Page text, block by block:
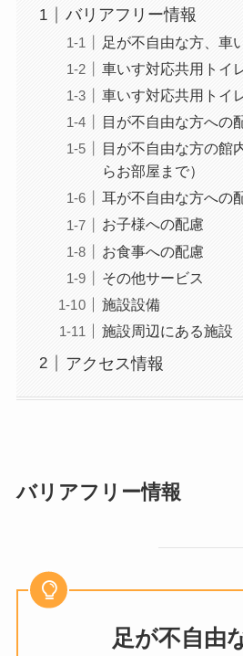
バリアフリー情報
足が不自由な方、車
車いす対応共用トイ
車いす対応共用トイ
目が不自由な方への
目が不自由な方の館
らお部屋まで）
耳が不自由な方への
お子様への配慮
お食事への配慮
その他サービス
施設設備
施設周辺にある施設
アクセス情報
バリアフリー情報
足が不自由